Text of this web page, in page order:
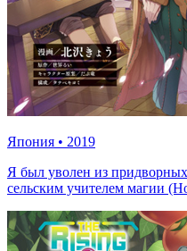
Япония • 2019
Я был уволен из
сельским учителем магии